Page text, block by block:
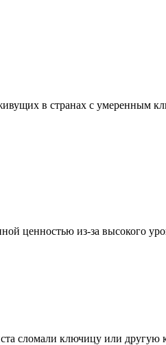
в странах с умеренным
ценностью из-за высокого
сломали ключицу или другую